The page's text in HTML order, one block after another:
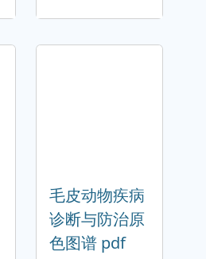
毛皮动物疾病
诊断与防治原
色图谱 pdf